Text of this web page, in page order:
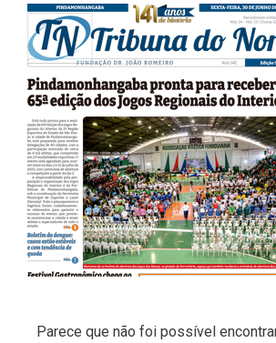
Parece que não foi possível